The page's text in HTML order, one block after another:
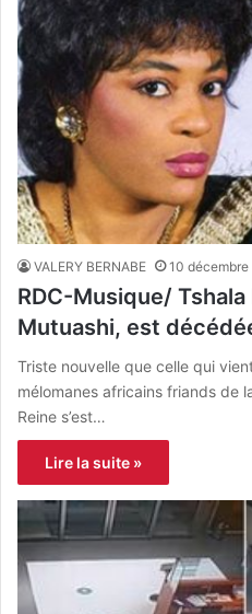
VALERY BERNABE 10
RDC-Musique/ Tshala
Mutuashi, est
Triste nouvelle que celle qui
mélomanes africains friands de
Reine s’est…
Lire la suite »